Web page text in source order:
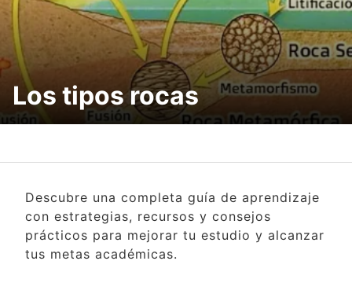
Los tipos rocas
Descubre una completa guía de aprendizaje
con estrategias, recursos y consejos
prácticos para mejorar tu estudio y alcanzar
tus metas académicas.